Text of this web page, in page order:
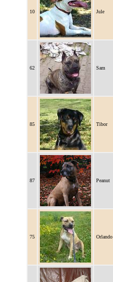
10 Jule
62 Sam
85 Tibor
87 Peanut
75 Orlando